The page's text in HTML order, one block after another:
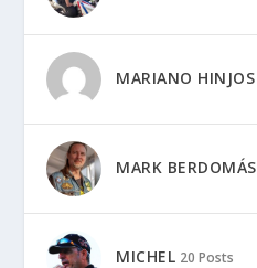
MARIANO HINJOS
MARK BERDOMÁS
MICHEL 20 Posts